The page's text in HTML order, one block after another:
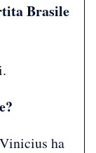
Brasile
ha